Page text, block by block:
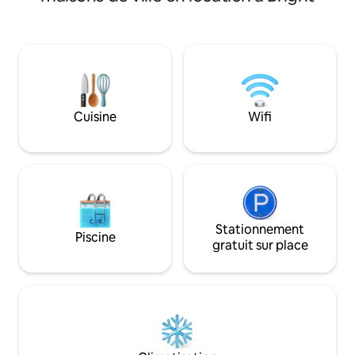
Cuisine Wifi
Piscine
Stationnement
gratuit sur place